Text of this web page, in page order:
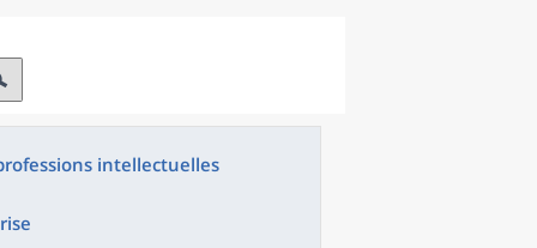
intellectuelles